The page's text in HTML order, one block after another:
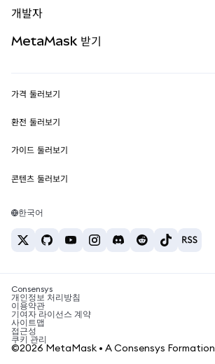
무기한 선물
실물자산
개발자
MetaMask Connect
Snaps
웹3 서비스
MetaMask 받기
보안
고객 지원
채용
가격 둘러보기
이더리움 가격
솔라나 가격
테더 가격
환전 둘러보기
ETH를 USD로 환전
USDT를 INR로 환전
BTC를 INR로 환전
ETH를 USDT로 환전
가이드 둘러보기
ETH 매수
USDT 매수
SHIB 매수
BNB 매수
콘텐츠 둘러보기
솔라나 지갑
암호화폐 세금 뉴스
암호화폐 매수 방법
비트코인 매도 방법
한국어
Consensys
개인정보 처리방침
이용약관
기여자 라이선스 계약
사이트맵
접근성
쿠키 관리
©2026 MetaMask • A Consensys Formation